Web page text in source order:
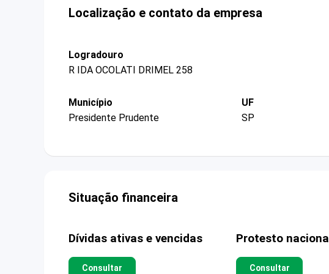
Localização e contato da empresa
Logradouro
R IDA OCOLATI DRIMEL 258
Município
Presidente Prudente
UF
SP
Situação financeira
Dívidas ativas e vencidas
Consultar
Protesto nacional
Consultar